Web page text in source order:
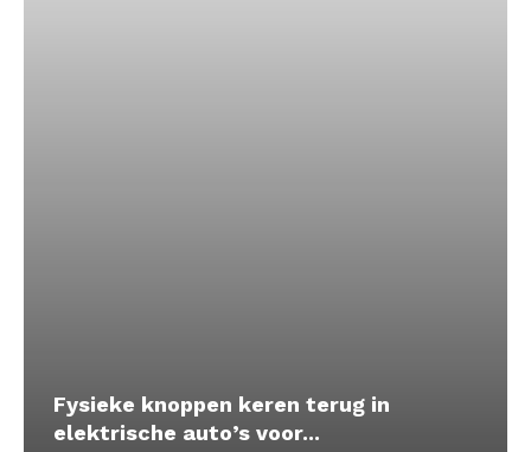
Fysieke knoppen keren terug in
elektrische auto’s voor...